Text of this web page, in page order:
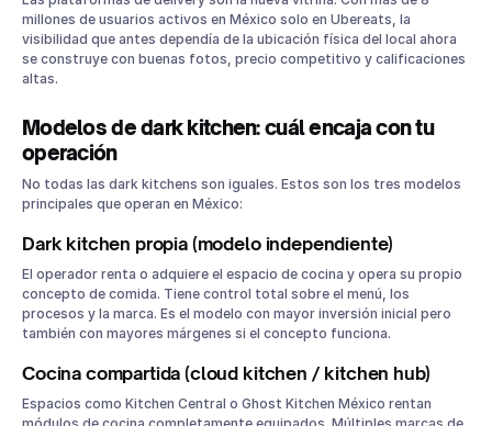
millones de usuarios activos en México solo en Ubereats, la
visibilidad que antes dependía de la ubicación física del local ahora
se construye con buenas fotos, precio competitivo y calificaciones
altas.
Modelos de dark kitchen: cuál encaja con tu
operación
No todas las dark kitchens son iguales. Estos son los tres modelos
principales que operan en México:
Dark kitchen propia (modelo independiente)
El operador renta o adquiere el espacio de cocina y opera su propio
concepto de comida. Tiene control total sobre el menú, los
procesos y la marca. Es el modelo con mayor inversión inicial pero
también con mayores márgenes si el concepto funciona.
Cocina compartida (cloud kitchen / kitchen hub)
Espacios como Kitchen Central o Ghost Kitchen México rentan